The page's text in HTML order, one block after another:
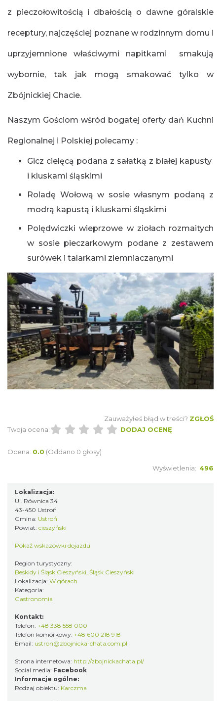
z pieczołowitością i dbałością o dawne góralskie
receptury, najczęściej poznane w rodzinnym domu i
uprzyjemnione właściwymi napitkami smakują
wybornie, tak jak mogą smakować tylko w
Zbójnickiej Chacie.
Naszym Gościom wśród bogatej oferty dań Kuchni
Regionalnej i Polskiej polecamy :
Gicz cielęcą podana z sałatką z białej kapusty
i kluskami śląskimi
Roladę Wołową w sosie własnym podaną z
modrą kapustą i kluskami śląskimi
Polędwiczki wieprzowe w ziołach rozmaitych
w sosie pieczarkowym podane z zestawem
surówek i talarkami ziemniaczanymi
Zauważyłeś błąd w treści? ZGŁOŚ
Twoja ocena:
DODAJ OCENĘ
Ocena: 0.0 (Oddano 0 głosy)
Wyświetlenia: 496
Lokalizacja:
Ul. Równica 34
43-450 Ustroń
Gmina: Ustroń
Powiat: cieszyński
Pokaż wskazówki dojazdu
Region turystyczny:
Beskidy i Śląsk Cieszyński, Śląsk Cieszyński
Lokalizacja: W górach
Kategoria:
Gastronomia
Kontakt:
Telefon: +48 338 558 000
Telefon komórkowy: +48 600 218 918
Email: ustron@zbojnicka-chata.com.pl
Strona internetowa: http://zbojnickachata.pl/
Social media: Facebook
Informacje ogólne:
Rodzaj obiektu: Karczma